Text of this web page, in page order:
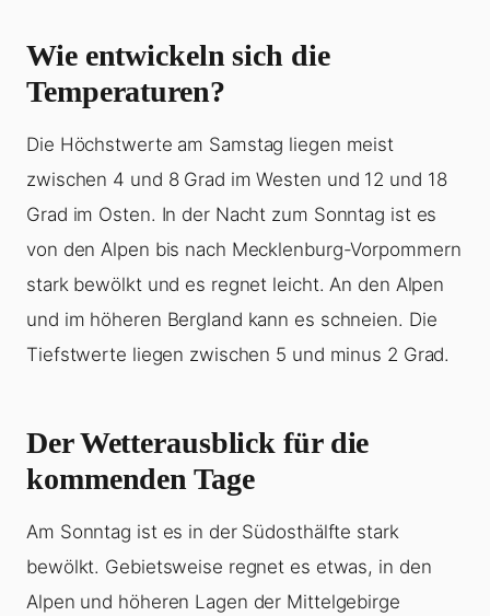
Wie entwickeln sich die
Temperaturen?
Die Höchstwerte am Samstag liegen meist
zwischen 4 und 8 Grad im Westen und 12 und 18
Grad im Osten. In der Nacht zum Sonntag ist es
von den Alpen bis nach Mecklenburg-Vorpommern
stark bewölkt und es regnet leicht. An den Alpen
und im höheren Bergland kann es schneien. Die
Tiefstwerte liegen zwischen 5 und minus 2 Grad.
Der Wetterausblick für die
kommenden Tage
Am Sonntag ist es in der Südosthälfte stark
bewölkt. Gebietsweise regnet es etwas, in den
Alpen und höheren Lagen der Mittelgebirge